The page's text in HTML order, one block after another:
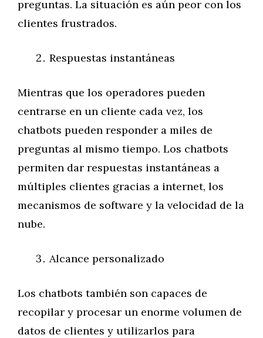
preguntas. La situación es aún peor con los
clientes frustrados.
Respuestas instantáneas
Mientras que los operadores pueden
centrarse en un cliente cada vez, los
chatbots pueden responder a miles de
preguntas al mismo tiempo. Los chatbots
permiten dar respuestas instantáneas a
múltiples clientes gracias a internet, los
mecanismos de software y la velocidad de la
nube.
Alcance personalizado
Los chatbots también son capaces de
recopilar y procesar un enorme volumen de
datos de clientes y utilizarlos para